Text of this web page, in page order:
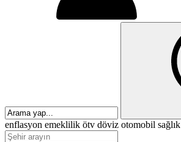
enflasyon emeklilik ötv döviz otomobil sağlık